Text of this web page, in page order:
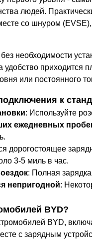
людей.
со шнуром
необходимости
удобство приходится
или постоянного
к
: Используйте
ежедневных
дорогостоящее
3-5 миль в час.
: Полная
непригодной:
BYD?
BYD,
с зарядным